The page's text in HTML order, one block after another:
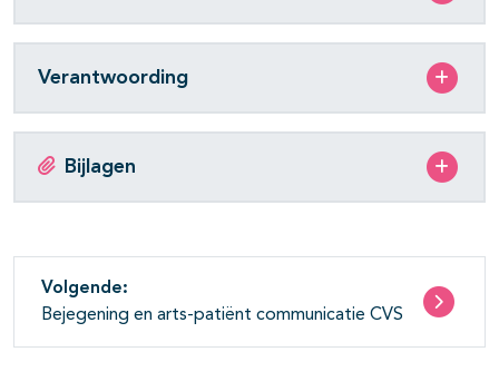
Verantwoording
Bijlagen
Volgende:
Bejegening en arts-patiënt communicatie CVS